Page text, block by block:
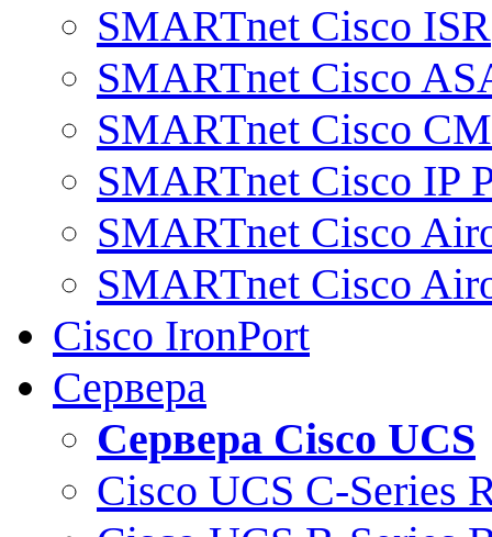
SMARTnet Cisco ISR
SMARTnet Cisco
SMARTnet Cisco
SMARTnet Cisco IP
SMARTnet Cisco
SMARTnet Cisco
Cisco IronPort
Сервера
Сервера Cisco UCS
Cisco UCS C-Series